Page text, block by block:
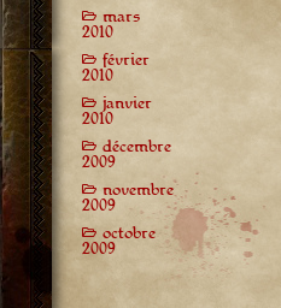
mars
2010
février
2010
janvier
2010
décembre
2009
novembre
2009
octobre
2009